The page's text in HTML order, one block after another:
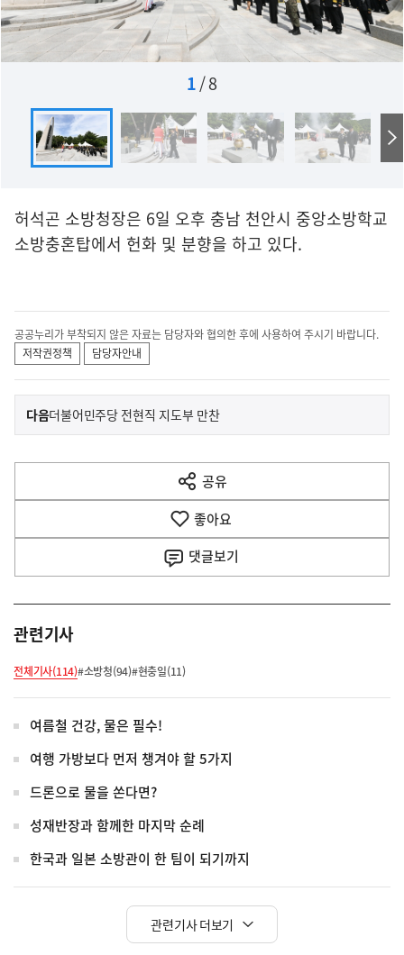
1/8
허석곤 소방청장은 6일 오후 충남 천안시 중앙소방학교
소방충혼탑에서 헌화 및 분향을 하고 있다.
공공누리가 부착되지 않은 자료는 담당자와 협의한 후에 사용하여 주시기 바랍니다.
저작권정책
담당자안내
이
전
다
음
다음기
사
더불어민주당 전현직 지도부 만찬
공유
열
기
좋아요
댓글보기
관련기사
전체기사(114)#소방청(94)#현충일(11)
여름철 건강, 물은 필수!
여행 가방보다 먼저 챙겨야 할 5가지
드론으로 물을 쏜다면?
성재반장과 함께한 마지막 순례
한국과 일본 소방관이 한 팀이 되기까지
관련기사 더보기